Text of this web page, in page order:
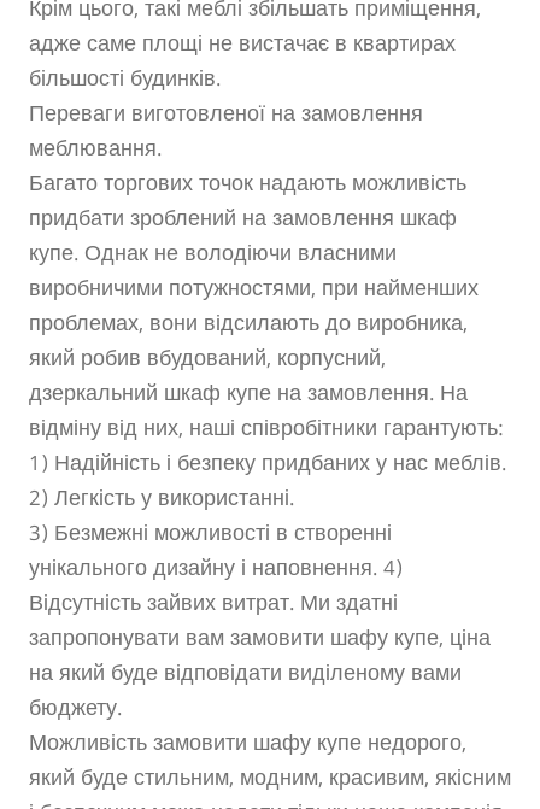
Крім цього, такі меблі збільшать приміщення,
адже саме площі не вистачає в квартирах
більшості будинків.
Переваги виготовленої на замовлення
меблювання.
Багато торгових точок надають можливість
придбати зроблений на замовлення шкаф
купе. Однак не володіючи власними
виробничими потужностями, при найменших
проблемах, вони відсилають до виробника,
який робив вбудований, корпусний,
дзеркальний шкаф купе на замовлення. На
відміну від них, наші співробітники гарантують:
1) Надійність і безпеку придбаних у нас меблів.
2) Легкість у використанні.
3) Безмежні можливості в створенні
унікального дизайну і наповнення. 4)
Відсутність зайвих витрат. Ми здатні
запропонувати вам замовити шафу купе, ціна
на який буде відповідати виділеному вами
бюджету.
Можливість замовити шафу купе недорого,
який буде стильним, модним, красивим, якісним